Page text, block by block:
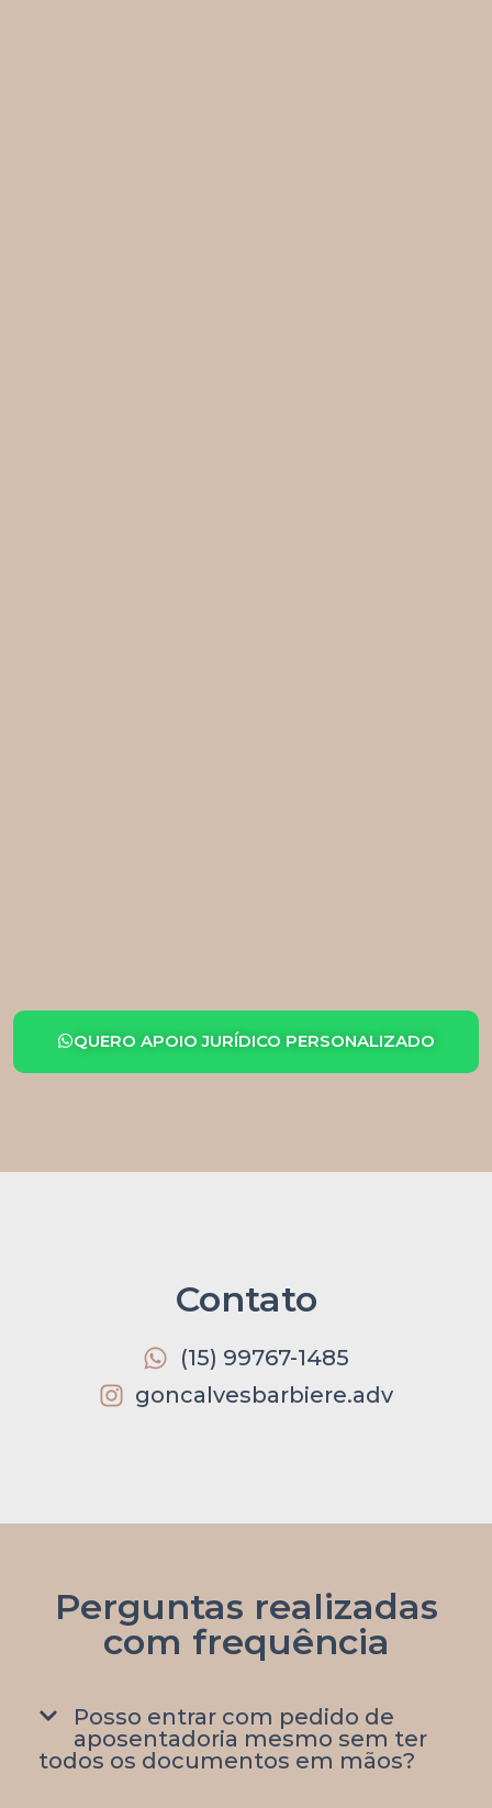
QUERO APOIO JURÍDICO PERSONALIZADO
Contato
(15) 99767-1485
goncalvesbarbiere.adv
Perguntas realizadas
com frequência
Posso entrar com pedido de
aposentadoria mesmo sem ter
todos os documentos em mãos?